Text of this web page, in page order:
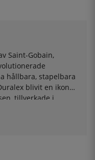
Saint-Gobain,
hållbara, stapelbara
blivit en ikon
tillverkade i
generationer och
vardagsliv. Duralex
tidlösa produkter,